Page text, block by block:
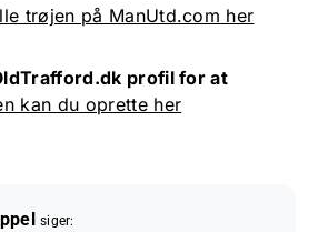
trøjen på ManUtd.com her
profil for at
kan du oprette her
siger: